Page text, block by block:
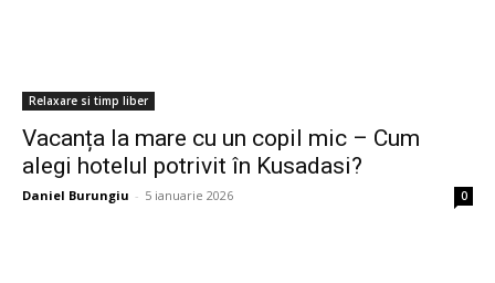
Relaxare si timp liber
Vacanța la mare cu un copil mic – Cum
alegi hotelul potrivit în Kusadasi?
Daniel Burungiu - 5 ianuarie 2026 0